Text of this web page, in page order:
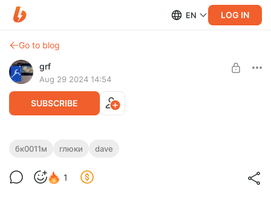
EN LOG IN
Go to blog
grf
Aug 29 2024 14:54
SUBSCRIBE
Шкафы и двери
Во втором лабиринте я столкнулся с тем, что шкафы и
телепорты могут быть одинаковыми снаружи. В первом
бк0011м глюки dave
1